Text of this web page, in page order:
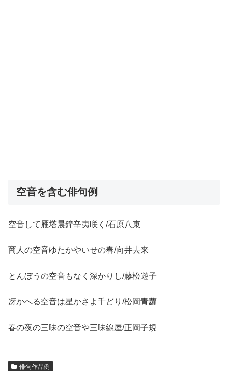
空音を含む俳句例
空音して雁塔晨鐘辛夷咲く/石原八束
商人の空音ゆたかやいせの春/向井去来
とんぼうの空音もなく深かりし/藤松遊子
冴かへる空音は星かさよ千どり/松岡青蘿
春の夜の三味の空音や三味線屋/正岡子規
俳句作品例